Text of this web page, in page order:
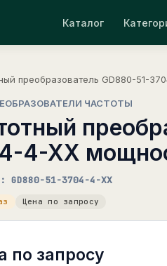
Каталог
преобразователь GD880-51-
ЧАСТОТЫ
4-XX
GD880-51-3704-4-XX
Цена по запросу
по запросу